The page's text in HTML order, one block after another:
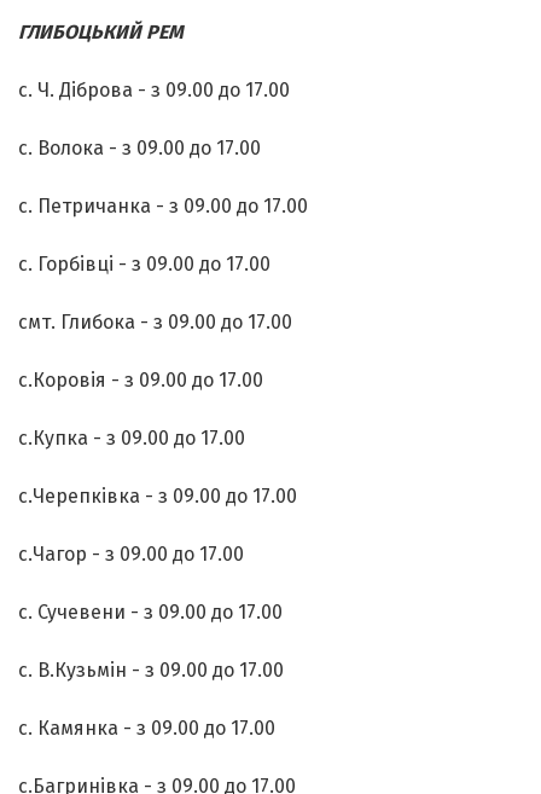
ГЛИБОЦЬКИЙ РЕМ
с. Ч. Діброва - з 09.00 до 17.00
с. Волока - з 09.00 до 17.00
с. Петричанка - з 09.00 до 17.00
с. Горбівці - з 09.00 до 17.00
смт. Глибока - з 09.00 до 17.00
с.Коровія - з 09.00 до 17.00
с.Купка - з 09.00 до 17.00
с.Черепківка - з 09.00 до 17.00
с.Чагор - з 09.00 до 17.00
с. Сучевени - з 09.00 до 17.00
с. В.Кузьмін - з 09.00 до 17.00
с. Камянка - з 09.00 до 17.00
с.Багринівка - з 09.00 до 17.00